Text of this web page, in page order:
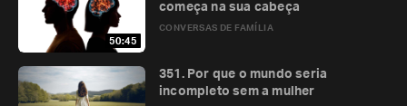
50:45
CONVERSAS DE FAMÍLIA
começa na sua cabeça
351. Por que o mundo seria
incompleto sem a mulher